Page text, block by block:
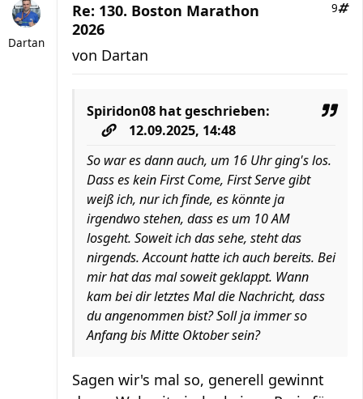
Dartan
Re: 130. Boston Marathon
2026
9
von Dartan
Spiridon08 hat geschrieben:
12.09.2025, 14:48
So war es dann auch, um 16 Uhr ging's los.
Dass es kein First Come, First Serve gibt
weiß ich, nur ich finde, es könnte ja
irgendwo stehen, dass es um 10 AM
losgeht. Soweit ich das sehe, steht das
nirgends. Account hatte ich auch bereits. Bei
mir hat das mal soweit geklappt. Wann
kam bei dir letztes Mal die Nachricht, dass
du angenommen bist? Soll ja immer so
Anfang bis Mitte Oktober sein?
Sagen wir's mal so, generell gewinnt